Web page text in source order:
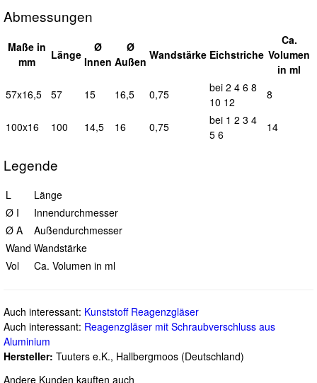
Abmessungen
Maße in
mm
Länge
Ø
Innen
Ø
Außen Wandstärke Eichstriche
Ca.
Volumen
in ml
57x16,5
57 15 16,5 0,75
bei 2 4 6 8
10 12
8
100x16 100 14,5 16 0,75
bei 1 2 3 4
5 6
14
Legende
L
Länge
Ø I
Innendurchmesser
Ø A
Außendurchmesser
Wand Wandstärke
Vol
Ca. Volumen in ml
Auch interessant: Kunststoff Reagenzgläser
Auch interessant: Reagenzgläser mit Schraubverschluss aus
Aluminium
Hersteller: Tuuters e.K., Hallbergmoos (Deutschland)
Andere Kunden kauften auch